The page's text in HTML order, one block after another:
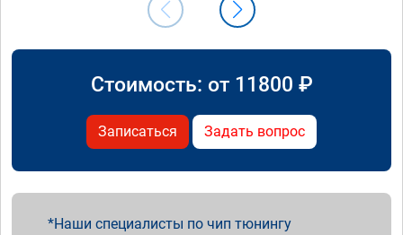
Стоимость: от 11800 ₽
Записаться Задать вопрос
Наши специалисты по чип тюнингу